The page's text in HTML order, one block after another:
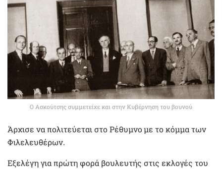
Ο Ασκούτσης συμμετείχε και στην Κυβέρνηση του βουνού
Άρχισε να πολιτεύεται στο Ρέθυμνομε το κόμμα των
Φιλελευθέρων.
Εξελέγη για πρώτη φορά βουλευτής στις εκλογές του